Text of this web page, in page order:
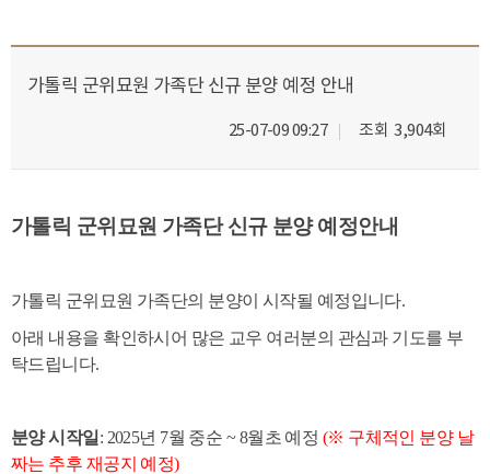
가톨릭 군위묘원 가족단 신규 분양 예정 안내
25-07-09 09:27 조회 3,904회
가톨릭 군위묘원 가족단 신규 분양 예정안내
가톨릭 군위묘원 가족단의 분양이 시작될 예정입니다.
아래 내용을 확인하시어 많은 교우 여러분의 관심과 기도를 부
탁드립니다.
분양 시작일 : 2025년 7월 중순 ~ 8월초 예정 (※ 구체적인 분양 날
짜는 추후 재공지 예정)